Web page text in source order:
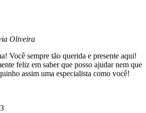
Oliveira
Você sempre tão querida e presente aqui!
feliz em saber que posso ajudar nem que
assim uma especialista como você!